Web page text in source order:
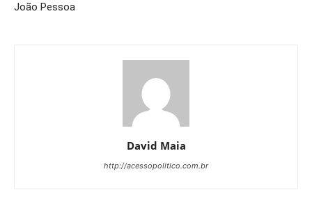
João Pessoa
David Maia
http://acessopolitico.com.br